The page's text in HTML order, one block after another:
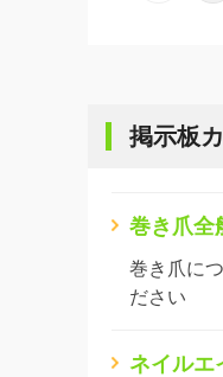
掲示板
巻き爪全
巻き爪に
ださい
ネイルエ